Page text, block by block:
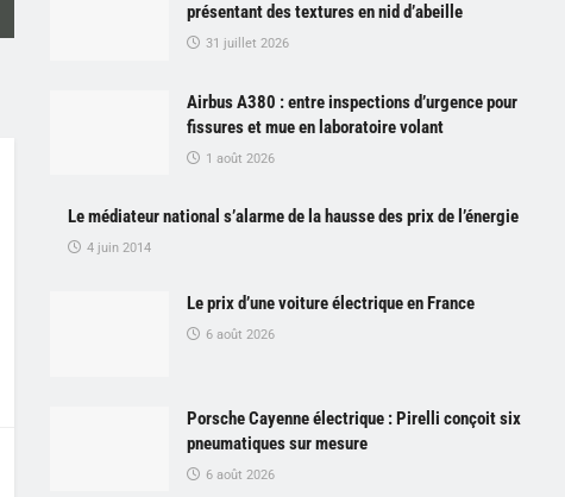
présentant des textures en nid d’abeille
31 juillet 2026
Airbus A380 : entre inspections d’urgence pour
fissures et mue en laboratoire volant
1 août 2026
Le médiateur national s’alarme de la hausse des prix de l’énergie
4 juin 2014
Le prix d’une voiture électrique en France
6 août 2026
Porsche Cayenne électrique : Pirelli conçoit six
pneumatiques sur mesure
6 août 2026